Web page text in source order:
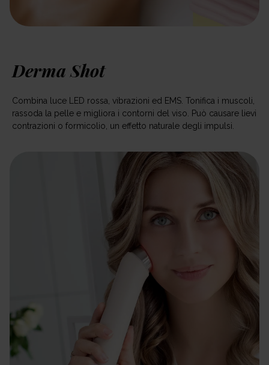
Derma Shot
Combina luce LED rossa, vibrazioni ed EMS. Tonifica i muscoli,
rassoda la pelle e migliora i contorni del viso. Può causare lievi
contrazioni o formicolio, un effetto naturale degli impulsi.